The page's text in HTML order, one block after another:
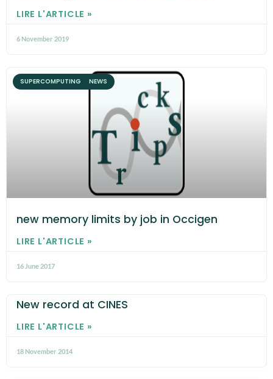
LIRE L'ARTICLE »
6 November 2019
SUPERCOMPUTING NEWS
new memory limits by job in Occigen
LIRE L'ARTICLE »
16 June 2017
New record at CINES
LIRE L'ARTICLE »
18 November 2014